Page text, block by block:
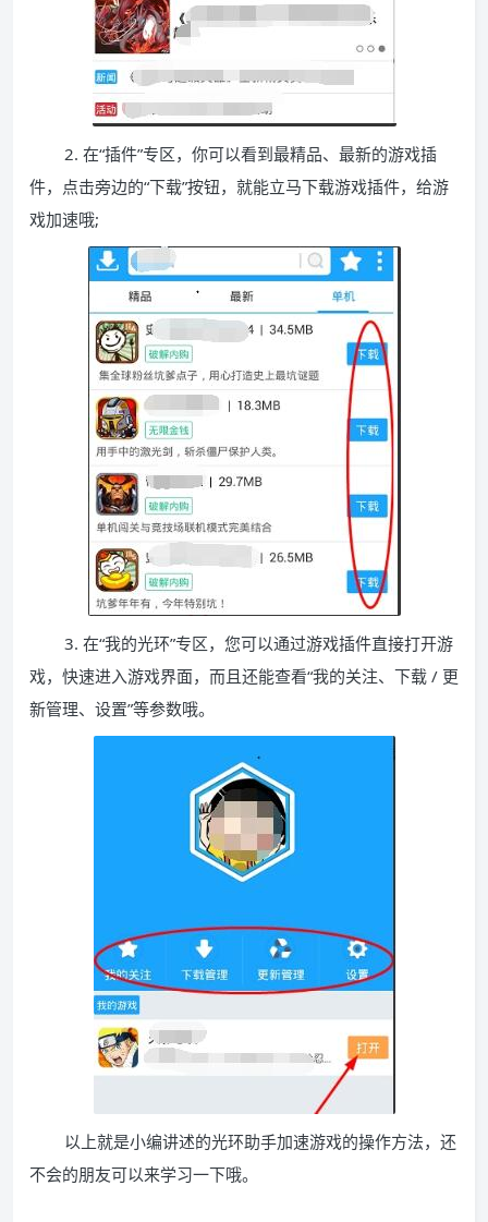
2. 在“插件”专区，你可以看到最精品、最新的游戏插
件，点击旁边的“下载”按钮，就能立马下载游戏插件，给游
戏加速哦;
3. 在“我的光环”专区，您可以通过游戏插件直接打开游
戏，快速进入游戏界面，而且还能查看“我的关注、下载 / 更
新管理、设置”等参数哦。
以上就是小编讲述的光环助手加速游戏的操作方法，还
不会的朋友可以来学习一下哦。